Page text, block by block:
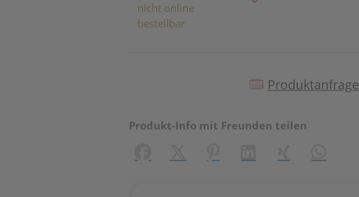
nicht online
bestellbar
Produktanfrage
Produkt-Info mit Freunden teilen